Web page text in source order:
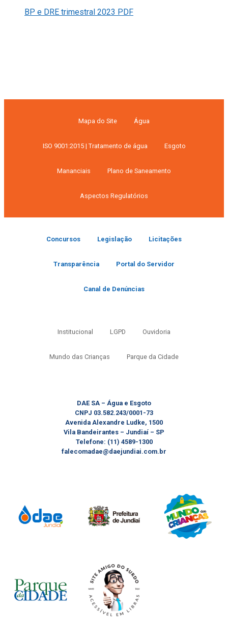
BP e DRE trimestral 2023 PDF
Mapa do Site Água
ISO 9001:2015 | Tratamento de água Esgoto
Mananciais Plano de Saneamento
Aspectos Regulatórios
Concursos Legislação Licitações
Transparência Portal do Servidor
Canal de Denúncias
Institucional LGPD Ouvidoria
Mundo das Crianças Parque da Cidade
DAE SA – Água e Esgoto
CNPJ 03.582.243/0001-73
Avenida Alexandre Ludke, 1500
Vila Bandeirantes – Jundiaí – SP
Telefone: (11) 4589-1300
falecomadae@daejundiai.com.br